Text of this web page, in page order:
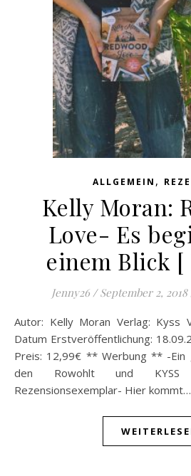
ALLGEMEIN ,
Kelly Moran:
Love- Es
einem Blick [
Jenny26 / September 2, 2018
Autor: Kelly Moran Verlag: Kyss Verlag, Rowohlt Verlag
Datum Erstveröffentlichung:
Preis: 12,99€ ** Werbung ** -Ein
den Rowohlt und
Rezensionsexemplar- Hier kommt…